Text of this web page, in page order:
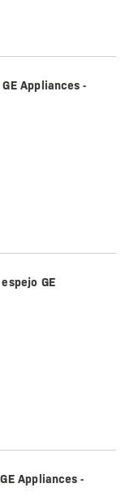
Appliances -
GE
Appliances -